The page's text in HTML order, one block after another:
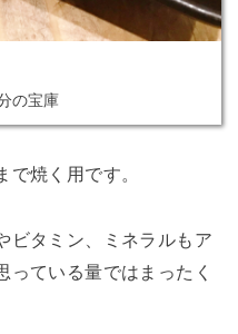
の宝庫
焼く用です。
ビタミン、ミネラルもア
っている量ではまったく